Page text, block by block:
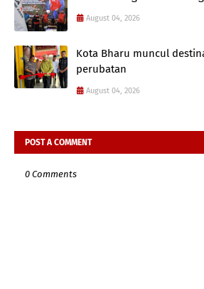
August 04, 2026
Kota Bharu muncul
perubatan
August 04, 2026
POST A COMMENT
0 Comments